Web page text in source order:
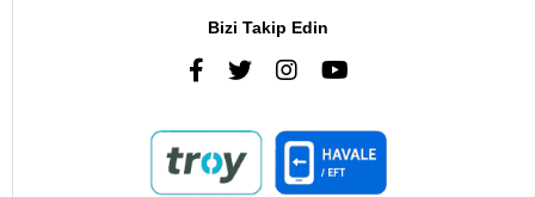
Bizi Takip Edin